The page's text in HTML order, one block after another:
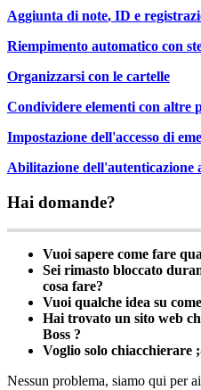
Aggiunta di note, ID e
Riempimento automatico con
Organizzarsi con le cartelle
Condividere elementi con altre
Impostazione dell'accesso di
Abilitazione dell'autenticazione
Hai domande?
Vuoi sapere come fare
Sei rimasto bloccato
cosa fare?
Vuoi qualche idea su come
Hai trovato un sito web
Boss ?
Voglio solo chiacchierare ;
Nessun problema, siamo qui per